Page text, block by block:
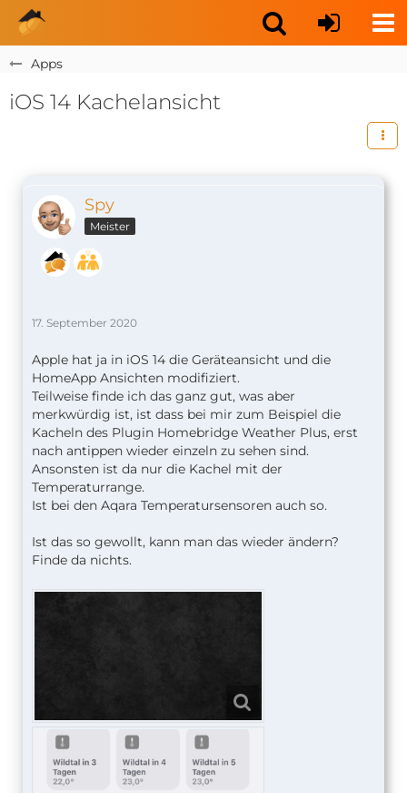
Apps
iOS 14 Kachelansicht
Spy
Meister
17. September 2020
Apple hat ja in iOS 14 die Geräteansicht und die
HomeApp Ansichten modifiziert.
Teilweise finde ich das ganz gut, was aber
merkwürdig ist, ist dass bei mir zum Beispiel die
Kacheln des Plugin Homebridge Weather Plus, erst
nach antippen wieder einzeln zu sehen sind.
Ansonsten ist da nur die Kachel mit der
Temperaturrange.
Ist bei den Aqara Temperatursensoren auch so.
Ist das so gewollt, kann man das wieder ändern?
Finde da nichts.